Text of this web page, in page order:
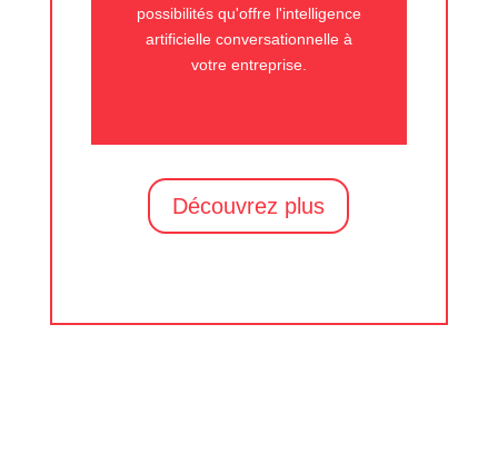
possibilités qu'offre l'intelligence
artificielle conversationnelle à
votre entreprise.
Découvrez plus